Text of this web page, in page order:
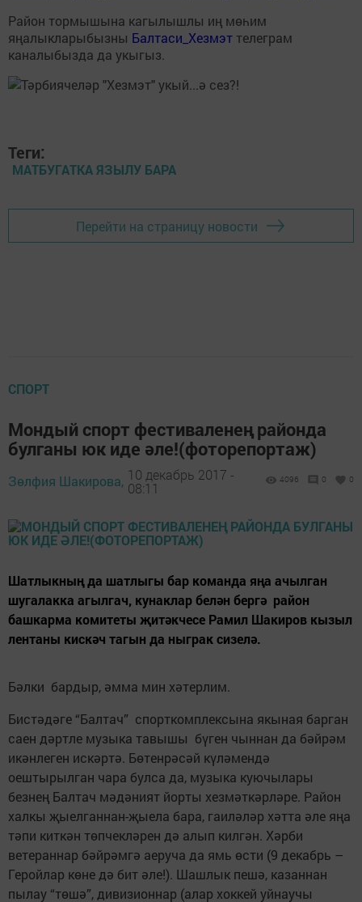
Район тормышына кагылышлы иң мөһим
яңалыкларыбызны Балтаси_Хезмэт телеграм
каналыбызда да укыгыз.
Теги:
МАТБУГАТКА ЯЗЫЛУ БАРА
Перейти на страницу новости
СПОРТ
Мондый спорт фестиваленең районда
булганы юк иде әле!(фоторепортаж)
Зөлфия Шакирова, 10 декабрь 2017 -
08:11
4096 0 0
Шатлыкның да шатлыгы бар команда яңа ачылган
шугалакка агылгач, кунаклар белән бергә район
башкарма комитеты җитәкчесе Рамил Шакиров кызыл
лентаны кискәч тагын да ныграк сизелә.
Бәлки бардыр, әмма мин хәтерлим.
Бистәдәге “Балтач” спорткомплексына якыная барган
саен дәртле музыка тавышы бүген чыннан да бәйрәм
икәнлеген искәртә. Бөтенрәсәй күләмендә
оештырылган чара булса да, музыка куючылары
безнең Балтач мәдәният йорты хезмәткәрләре. Район
халкы җыелганнан-җыела бара, гаиләләр хәтта әле яңа
тәпи киткән төпчекләрен дә алып килгән. Хәрби
ветераннар бәйрәмгә аеруча да ямь өсти (9 декабрь –
Геройлар көне дә бит әле!). Шашлык пешә, казаннан
пылау “төшә”, дивизионнар (алар хоккей уйнаучы